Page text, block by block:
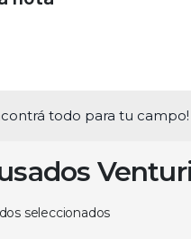
todo para tu campo!
seleccionados